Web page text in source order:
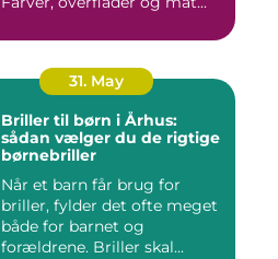
31. May
Briller til børn i Århus:
sådan vælger du de rigtige
børnebriller
Når et barn får brug for
briller, fylder det ofte meget
både for barnet og
forældrene. Briller skal...